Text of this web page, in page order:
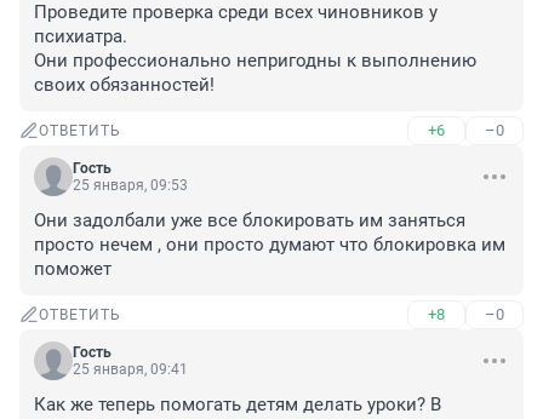
Проведите проверка среди всех чиновников у
психиатра.
Они профессионально непригодны к выполнению
своих обязанностей!
ОТВЕТИТЬ +6 –0
Гость
25 января, 09:53
Они задолбали уже все блокировать им заняться
просто нечем , они просто думают что блокировка им
поможет
ОТВЕТИТЬ +8 –0
Гость
25 января, 09:41
Как же теперь помогать детям делать уроки? В